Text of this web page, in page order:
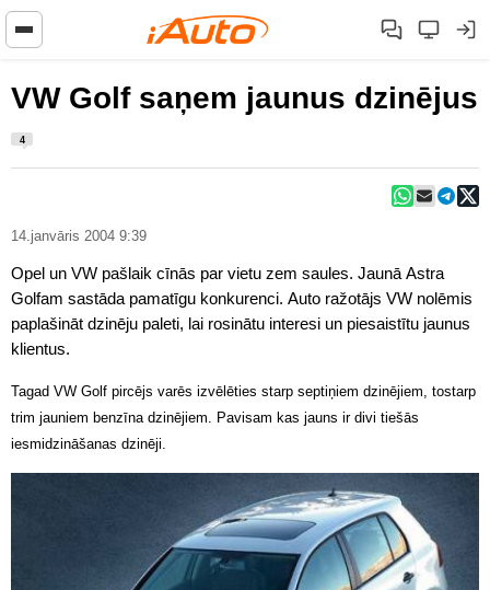
VW Golf saņem jaunus dzinējus
4
14.janvāris 2004 9:39
Opel un VW pašlaik cīnās par vietu zem saules. Jaunā Astra
Golfam sastāda pamatīgu konkurenci. Auto ražotājs VW nolēmis
paplašināt dzinēju paleti, lai rosinātu interesi un piesaistītu jaunus
klientus.
Tagad VW Golf pircējs varēs izvēlēties starp septiņiem dzinējiem, tostarp
trim jauniem benzīna dzinējiem. Pavisam kas jauns ir divi tiešās
iesmidzināšanas dzinēji.